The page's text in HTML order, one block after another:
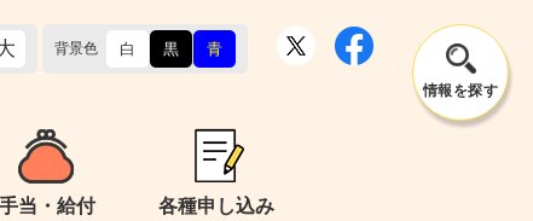
情報を探す
背景色 白 黒 青
手当・給付 各種申し込み